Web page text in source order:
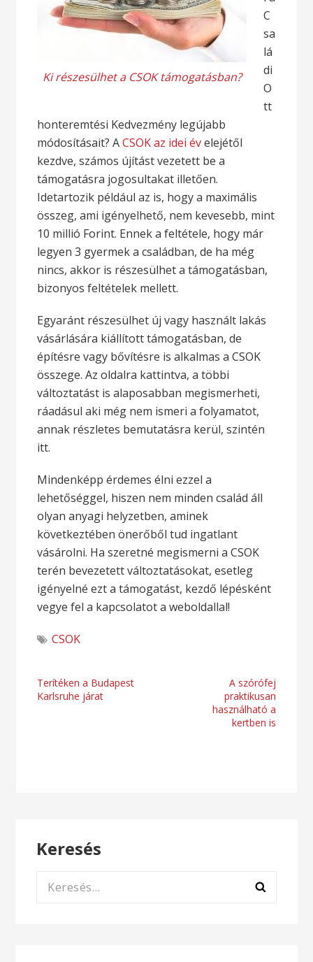
Ki részesülhet a CSOK támogatásban?
C
sa
lá
di
O
tt
honteremtési Kedvezmény legújabb
módosításait? ACSOK az idei évelejétől
kezdve, számos újítást vezetett be a
támogatásra jogosultakat illetően.
Idetartozik például az is, hogy a maximális
összeg, ami igényelhető, nem kevesebb, mint
10 millió Forint. Ennek a feltétele, hogy már
legyen 3 gyermek a családban, de ha még
nincs, akkor is részesülhet a támogatásban,
bizonyos feltételek mellett.
Egyaránt részesülhet új vagy használt lakás
vásárlására kiállított támogatásban, de
építésre vagy bővítésre is alkalmas a CSOK
összege. Az oldalra kattintva, a többi
változtatást is alaposabban megismerheti,
ráadásul aki még nem ismeri a folyamatot,
annak részletes bemutatásra kerül, szintén
itt.
Mindenképp érdemes élni ezzel a
lehetőséggel, hiszen nem minden család áll
olyan anyagi helyzetben, aminek
következtében önerőből tud ingatlant
vásárolni. Ha szeretné megismerni a CSOK
terén bevezetett változtatásokat, esetleg
igényelné ezt a támogatást, kezdő lépésként
vegye fel a kapcsolatot a weboldallal!
CSOK
Bejegyzés
Terítéken a Budapest
Karlsruhe járat
A szórófej
praktikusan
használható a
kertben is
Keresés
Keresés: